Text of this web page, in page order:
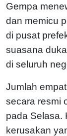
Gempa
dan memicu
di pusat
suasana
di seluruh
Jumlah
secara resmi
pada Selasa.
kerusakan